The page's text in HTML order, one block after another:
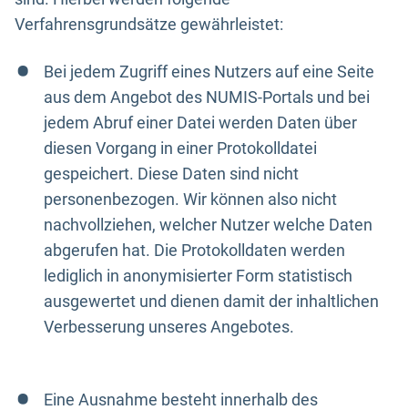
Verfahrensgrundsätze gewährleistet:
Bei jedem Zugriff eines Nutzers auf eine Seite
aus dem Angebot des NUMIS-Portals und bei
jedem Abruf einer Datei werden Daten über
diesen Vorgang in einer Protokolldatei
gespeichert. Diese Daten sind nicht
personenbezogen. Wir können also nicht
nachvollziehen, welcher Nutzer welche Daten
abgerufen hat. Die Protokolldaten werden
lediglich in anonymisierter Form statistisch
ausgewertet und dienen damit der inhaltlichen
Verbesserung unseres Angebotes.
Eine Ausnahme besteht innerhalb des